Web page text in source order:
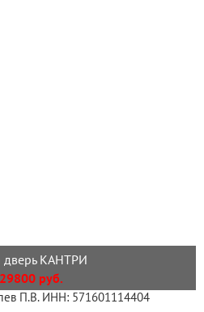
дверь КАНТРИ
руб.
П.В. ИНН: 571601114404